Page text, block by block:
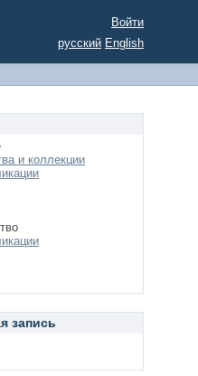
Войти
русский English
и коллекции
запись